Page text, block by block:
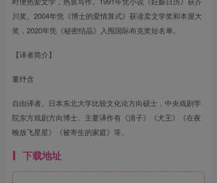
川奖。2004年凭《博士的爱情算式》获读卖文学奖和本屋大
奖，2020年凭《秘密结晶》入围国际布克奖短名单。
【译者简介】
董纾含
自由译者。日本东北大学比较文化论方向硕士，中央戏剧学
院东方戏剧方向博士。主要译作有《清子》《犬王》《在夜
晚放飞星星》《被寄生的家庭》等。
下载地址